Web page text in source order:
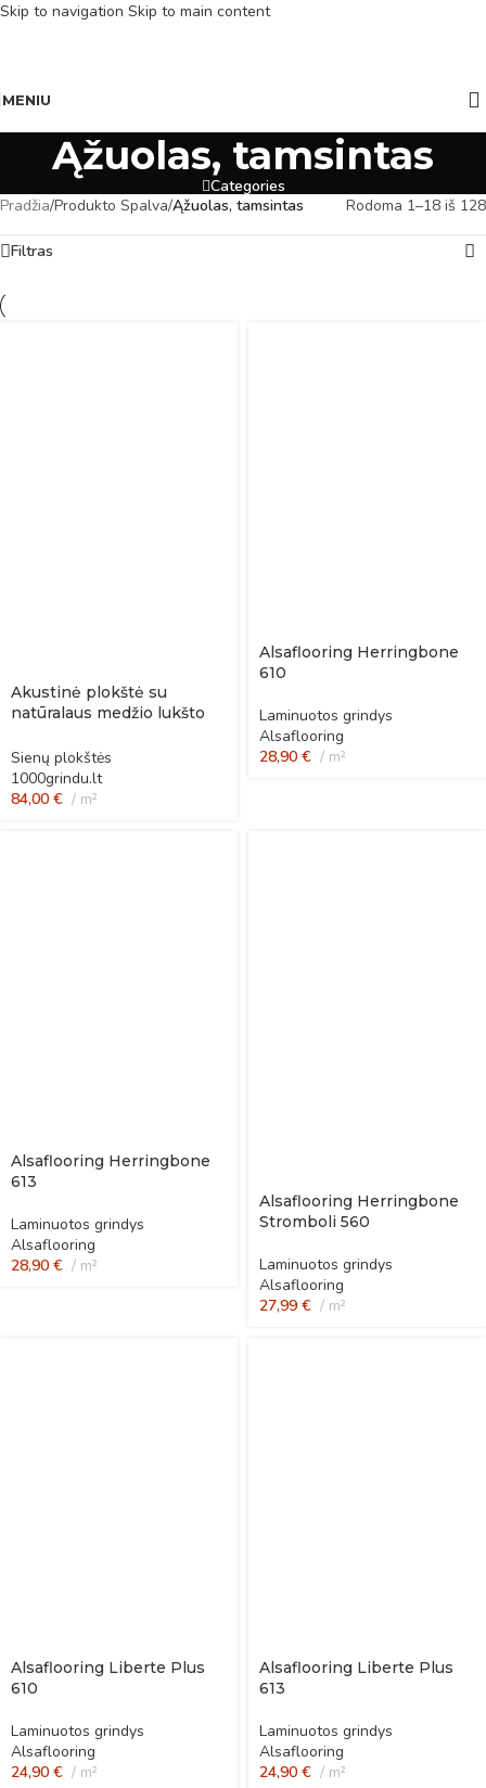
Skip to navigation Skip to main content
MENIU
Ąžuolas, tamsintas
Categories
Pradžia/Produkto Spalva/Ąžuolas, tamsintas Rodoma 1–18 iš 128
Filtras
Akustinė plokštė su
natūralaus medžio lukšto
ąžuolas
Sienų plokštės
1000grindu.lt
84,00 € m²
Alsaflooring Herringbone
610
Laminuotos grindys
Alsaflooring
28,90 € m²
Alsaflooring Herringbone
613
Laminuotos grindys
Alsaflooring
28,90 € m²
Alsaflooring Herringbone
Stromboli 560
Laminuotos grindys
Alsaflooring
27,99 € m²
Alsaflooring Liberte Plus
610
Laminuotos grindys
Alsaflooring
24,90 € m²
Alsaflooring Liberte Plus
613
Laminuotos grindys
Alsaflooring
24,90 € m²